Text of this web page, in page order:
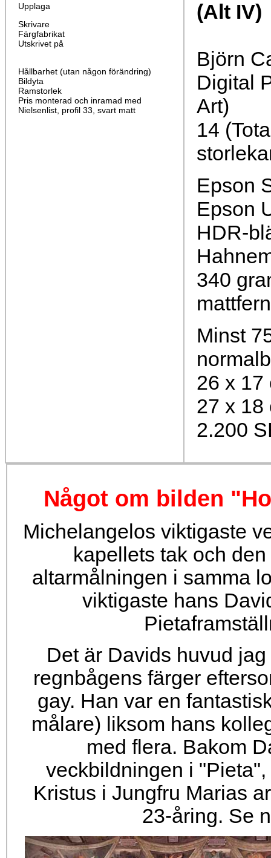
Upplaga
Skrivare
Färgfabrikat
Utskrivet på
Hållbarhet (utan någon förändring)
Bildyta
Ramstorlek
Pris monterad och inramad med
Nielsenlist, profil 33, svart matt
(Alt IV)
Björn
Digital
Art)
14
Epson
Epson
HDR-
340
Minst
26 x 17
27 x 18
2.200
Något om bilden
Michelangelos viktigaste
kapellets tak och
altarmålningen i samma
viktigaste hans
Det är Davids huvud
regnbågens färger
gay. Han var en
målare) liksom hans
med flera. Bakom
veckbildningen i
Kristus i Jungfru Marias
23-åring. Se